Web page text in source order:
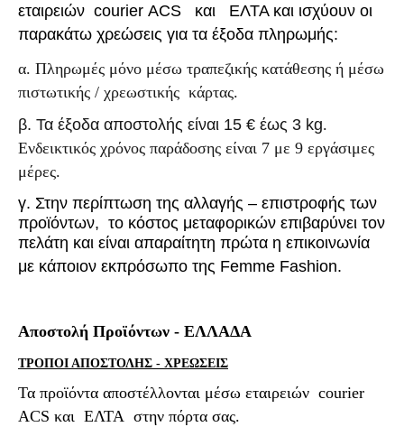
εταιρειών courier ACS και
ΕΛΤΑ και ισχύουν οι
παρακάτω χρεώσεις για τα έξοδα πληρωμής:
α. Πληρωμές μόνο μέσω τραπεζικής κατάθεσης ή μέσω
πιστωτικής / χρεωστικής κάρτας.
β. Τα έξοδα αποστολής είναι 15 € έως 3 kg.
Ενδεικτικός χρόνος παράδοσης είναι 7 με 9 εργάσιμες
μέρες.
γ. Στην περίπτωση της αλλαγής – επιστροφής των
προϊόντων, το κόστος μεταφορικών επιβαρύνει τον
πελάτη και είναι απαραίτητη πρώτα η επικοινωνία
με κάποιον εκπρόσωπο της Femme Fashion.
Αποστολή Προϊόντων - ΕΛΛΑΔΑ
ΤΡΟΠΟΙ ΑΠΟΣΤΟΛΗΣ - ΧΡΕΩΣΕΙΣ
Τα προϊόντα αποστέλλονται μέσω εταιρειών courier
ACS και ΕΛΤΑ στην πόρτα σας.